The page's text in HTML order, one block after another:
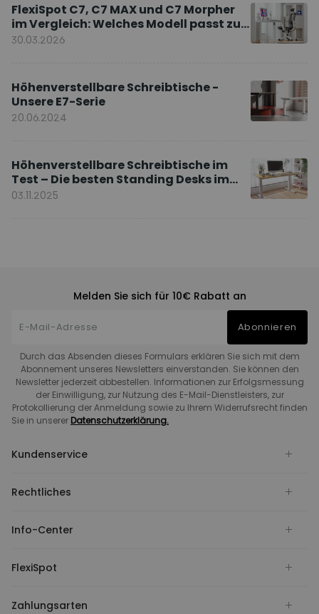
FlexiSpot C7, C7 MAX und C7 Morpher
im Vergleich: Welches Modell passt zu
Ihnen?
30.03.2026
Höhenverstellbare Schreibtische -
Unsere E7-Serie
20.06.2024
Höhenverstellbare Schreibtische im
Test – Die besten Standing Desks im
Vergleich
03.11.2025
Melden Sie sich für 10€ Rabatt an
Abonnieren
Durch das Absenden dieses Formulars erklären Sie sich mit dem
Abonnement unseres Newsletters einverstanden. Sie können den
Newsletter jederzeit abbestellen. Informationen zur Erfolgsmessung
der Einwilligung, zur Nutzung des E-Mail-Dienstleisters, zur
Protokollierung der Anmeldung sowie zu Ihrem Widerrufsrecht finden
Sie in unserer Datenschutzerklärung.
Kundenservice
Rechtliches
Info-Center
FlexiSpot
Zahlungsarten